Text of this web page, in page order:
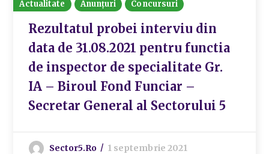
Actualitate Anunțuri Concursuri
Rezultatul probei interviu din
data de 31.08.2021 pentru functia
de inspector de specialitate Gr.
IA – Biroul Fond Funciar –
Secretar General al Sectorului 5
Sector5.ro 1 septembrie 2021